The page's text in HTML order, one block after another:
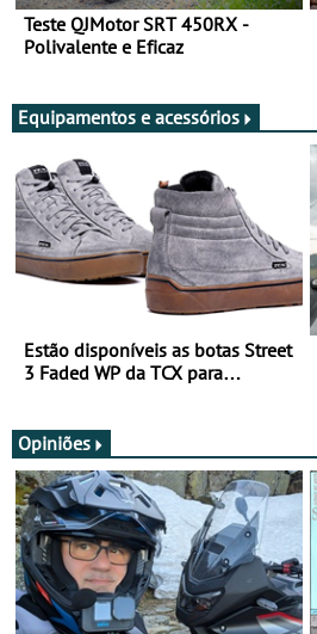
Teste QJMotor SRT 450RX -
Polivalente e Eficaz
Equipamentos e acessórios
Estão disponíveis as botas Street
3 Faded WP da TCX para
Opiniões